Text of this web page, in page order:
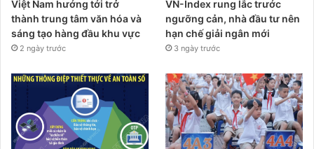
Việt Nam hướng tới trở
thành trung tâm văn hóa và
sáng tạo hàng đầu khu vực
2 ngày trước
VN-Index rung lắc trước
ngưỡng cản, nhà đầu tư nên
hạn chế giải ngân mới
3 ngày trước